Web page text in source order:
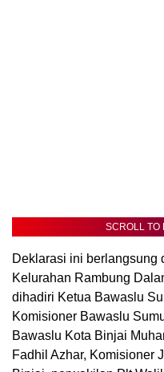
SCROLL TO
Deklarasi ini berlangsung
Kelurahan Rambung
dihadiri Ketua Bawaslu
Komisioner Bawaslu
Bawaslu Kota Binjai
Fadhil Azhar, Komisioner